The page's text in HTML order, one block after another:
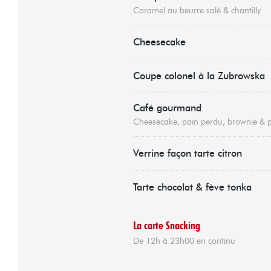
Caramel au beurre salé & chantilly
Cheesecake
Coupe colonel à la Zubrowska
Café gourmand
Cheesecake, pain perdu, brownie &
Verrine façon tarte citron
Tarte chocolat & fève tonka
La carte Snacking
De 12h à 23h00 en continu